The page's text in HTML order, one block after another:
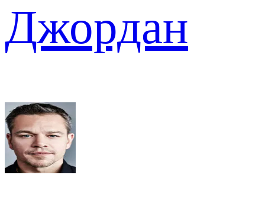
Джордан